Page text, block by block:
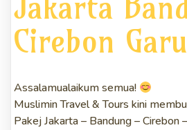
Cirebon
Assalamualaikum semua!
Muslimin Travel & Tours kini
Pakej Jakarta – Bandung – Cirebon